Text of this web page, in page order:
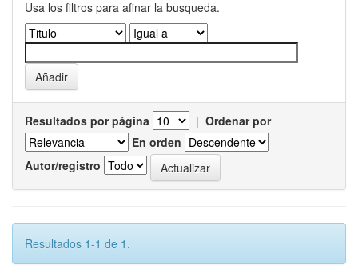
Usa los filtros para afinar la busqueda.
Resultados por página | Ordenar por
En orden
Autor/registro
Resultados 1-1 de 1.